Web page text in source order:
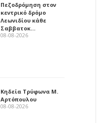
Πεζοδρόμηση στον
κεντρικό δρόμο
Λεωνιδίου κάθε
Σαββατοκ…
08-08-2026
Κηδεία Τρύφωνα Μ.
Αρτόπουλου
08-08-2026